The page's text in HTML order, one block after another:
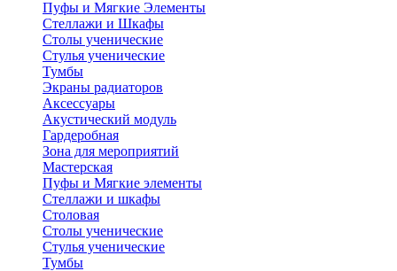
Пуфы и Мягкие Элементы
Стеллажи и Шкафы
Столы ученические
Стулья ученические
Тумбы
Экраны радиаторов
Аксессуары
Акустический модуль
Гардеробная
Зона для мероприятий
Мастерская
Пуфы и Мягкие элементы
Стеллажи и шкафы
Столовая
Столы ученические
Стулья ученические
Тумбы